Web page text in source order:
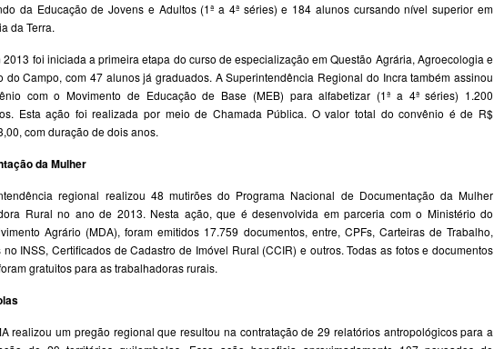
da Educação de Jovens e Adultos (1ª a 4ª séries) e 184 alunos cursando nível superior em
da Terra.
2013 foi iniciada a primeira etapa do curso de especialização em Questão Agrária, Agroecologia e
do Campo, com 47 alunos já graduados. A Superintendência Regional do Incra também assinou
com o Movimento de Educação de Base (MEB) para alfabetizar (1ª a 4ª séries) 1.200
Esta ação foi realizada por meio de Chamada Pública. O valor total do convênio é de R$
com duração de dois anos.
da Mulher
regional realizou 48 mutirões do Programa Nacional de Documentação da Mulher
Rural no ano de 2013. Nesta ação, que é desenvolvida em parceria com o Ministério do
Agrário (MDA), foram emitidos 17.759 documentos, entre, CPFs, Carteiras de Trabalho,
no INSS, Certificados de Cadastro de Imóvel Rural (CCIR) e outros. Todas as fotos e documentos
gratuitos para as trabalhadoras rurais.
realizou um pregão regional que resultou na contratação de 29 relatórios antropológicos para a